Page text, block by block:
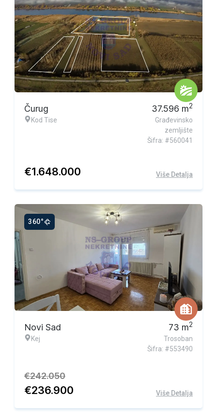
Ekskluzivna ponuda
Čurug
Kod Tise
37.596 m2
Građevinsko
zemljište
Šifra: #560041
€1.648.000 Više Detalja
360°
Ekskluzivna ponuda
Novi Sad
Kej
73 m2
Trosoban
Šifra: #553490
€242.050
€236.900 Više Detalja